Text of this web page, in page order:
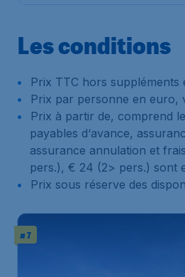
Les conditions
Prix TTC hors suppléments
Prix par personne en euro,
Prix à partir de, comprend
payables d‘avance,
assurance annulation et
pers.), € 24 (2> pers.) sont
Prix sous réserve des
# 7